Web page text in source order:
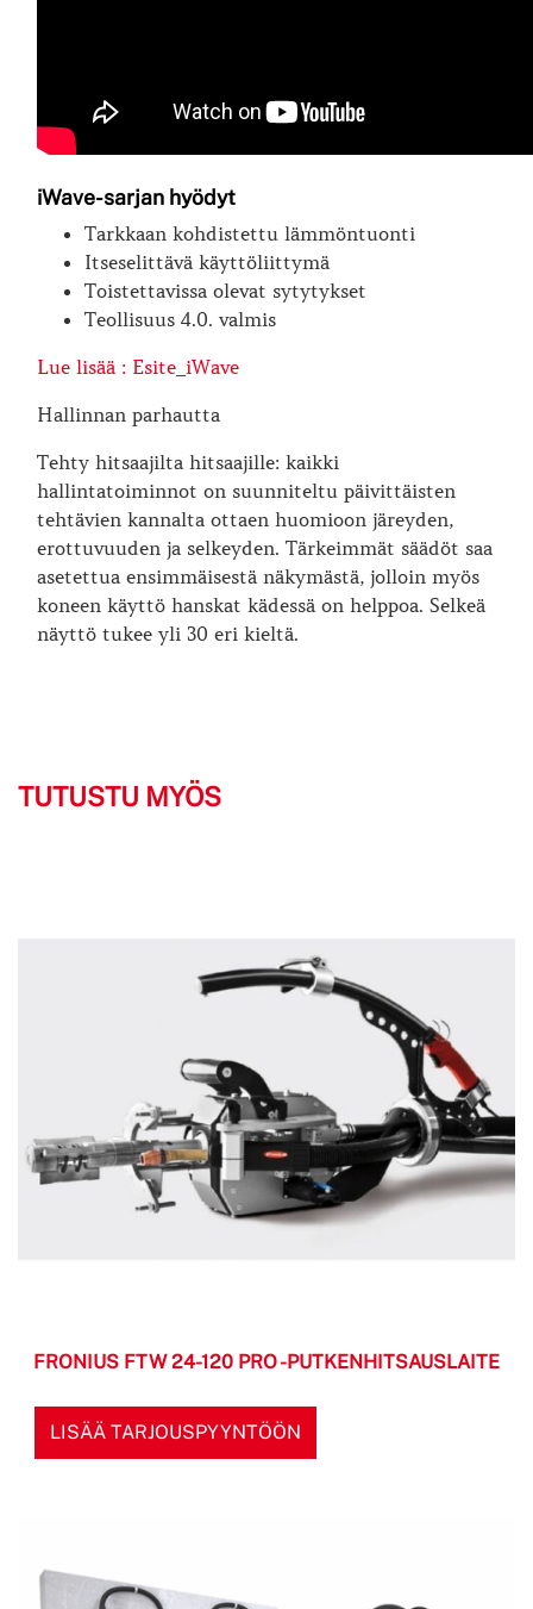
iWave-sarjan hyödyt
Tarkkaan kohdistettu lämmöntuonti
Itseselittävä käyttöliittymä
Toistettavissa olevat sytytykset
Teollisuus 4.0. valmis
Lue lisää : Esite_iWave
Hallinnan parhautta
Tehty hitsaajilta hitsaajille: kaikki
hallintatoiminnot on suunniteltu päivittäisten
tehtävien kannalta ottaen huomioon järeyden,
erottuvuuden ja selkeyden. Tärkeimmät säädöt saa
asetettua ensimmäisestä näkymästä, jolloin myös
koneen käyttö hanskat kädessä on helppoa. Selkeä
näyttö tukee yli 30 eri kieltä.
TUTUSTU MYÖS
FRONIUS FTW 24-120 PRO -PUTKENHITSAUSLAITE
LISÄÄ TARJOUSPYYNTÖÖN